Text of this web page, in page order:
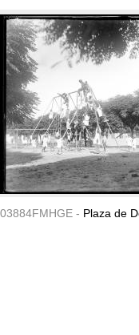
03884FMHGE - Plaza de